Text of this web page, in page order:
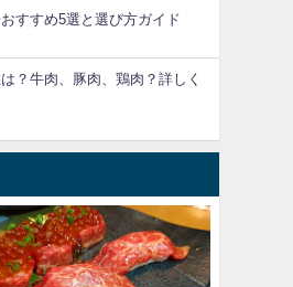
すすめ5選と選び方ガイド
？牛肉、豚肉、鶏肉？詳しく